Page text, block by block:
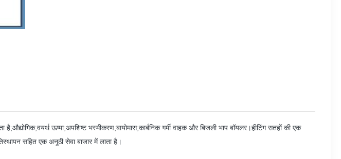
ऊष्मा;अपशिष्ट भस्मीकरण;बायोमास;कार्बनिक गर्मी वाहक और बिजली भाप बॉयलर।हीटिंग सतहों की एक
सहित एक अनूठी सेवा बाजार में लाता है।